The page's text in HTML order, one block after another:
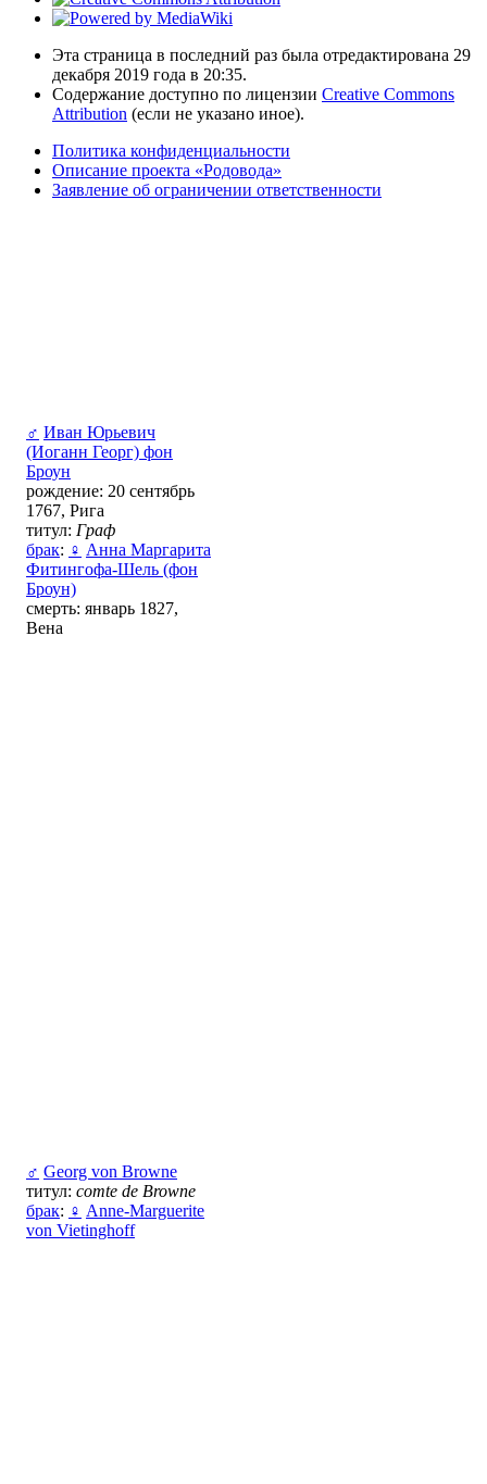
♂ Иван Юрьевич
(Иоганн Георг) фон
Броун
рождение: 20 сентябрь
1767, Рига
титул: Граф
брак: ♀ Аннa Маргаритa
Фитингофa-Шель (фон
Броун)
смерть: январь 1827,
Вена
♂ Georg von Browne
титул: comte de Browne
брак: ♀ Anne-Marguerite
von Vietinghoff
Эта страница в последний раз была отредактирована 29
декабря 2019 года в 20:35.
Содержание доступно по лицензии Creative Commons
Attribution (если не указано иное).
Политика конфиденциальности
Описание проекта «Родовода»
Заявление об ограничении ответственности